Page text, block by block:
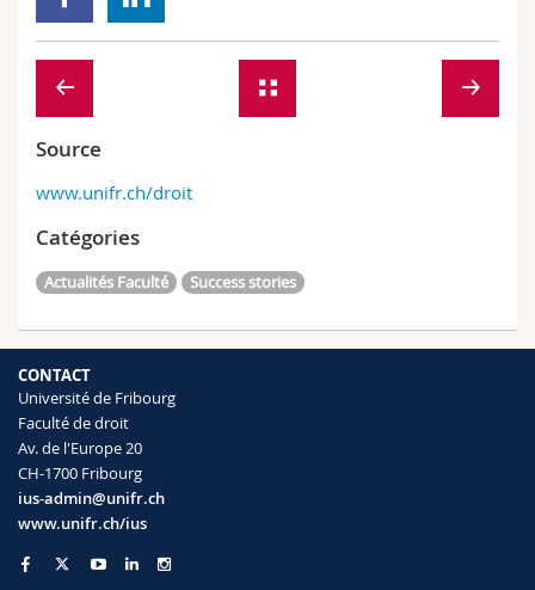
Source
www.unifr.ch/droit
Catégories
Actualités Faculté Success stories
CONTACT
Université de Fribourg
Faculté de droit
Av. de l'Europe 20
CH-1700 Fribourg
ius-admin@unifr.ch
www.unifr.ch/ius